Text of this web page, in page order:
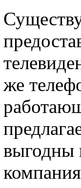
же
выгодны